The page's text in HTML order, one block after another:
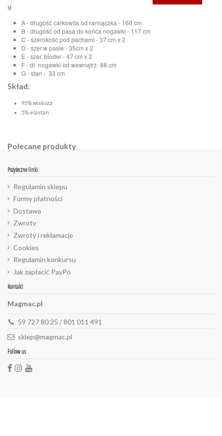
M:
A - długość całkowita od ramiączka - 160 cm
B - długość od pasa do końca nogawki - 117 cm
C - szerokość pod pachami - 37 cm x 2
D - szer.w pasie - 35cm x 2
E - szer. bioder - 47 cm x 2
F - dł. nogawki od wewnątrz- 88 cm
G - stan - 33 cm
Skład:
95% wiskoza
5% elastan
Polecane produkty
Pożyteczne linki
Regulamin sklepu
Formy płatności
Dostawa
Zwroty
Zwroty i reklamacje
Cookies
Regulamin konkursu
Jak zapłacić PayPo
Kontakt
Magmac.pl
59 727 80 25 / 801 011 491
sklep@magmac.pl
Follow us